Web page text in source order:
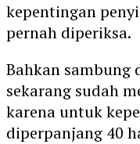
kepentingan
pernah diperiksa.
Bahkan sambung
sekarang sudah
karena untuk
diperpanjang 40